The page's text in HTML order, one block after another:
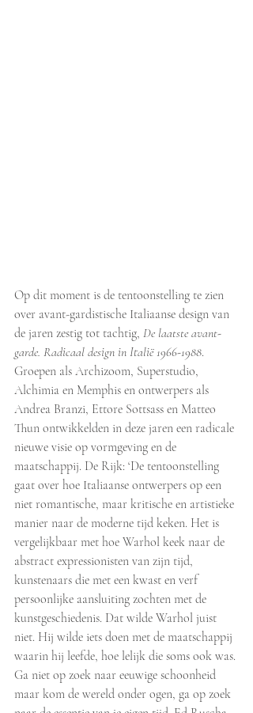
Op dit moment is de tentoonstelling te zien
over avant-gardistische Italiaanse design van
de jaren zestig tot tachtig, De laatste avant-
garde. Radicaal design in Italië 1966-1988.
Groepen als Archizoom, Superstudio,
Alchimia en Memphis en ontwerpers als
Andrea Branzi, Ettore Sottsass en Matteo
Thun ontwikkelden in deze jaren een radicale
nieuwe visie op vormgeving en de
maatschappij. De Rijk: ‘De tentoonstelling
gaat over hoe Italiaanse ontwerpers op een
niet romantische, maar kritische en artistieke
manier naar de moderne tijd keken. Het is
vergelijkbaar met hoe Warhol keek naar de
abstract expressionisten van zijn tijd,
kunstenaars die met een kwast en verf
persoonlijke aansluiting zochten met de
kunstgeschiedenis. Dat wilde Warhol juist
niet. Hij wilde iets doen met de maatschappij
waarin hij leefde, hoe lelijk die soms ook was.
Ga niet op zoek naar eeuwige schoonheid
maar kom de wereld onder ogen, ga op zoek